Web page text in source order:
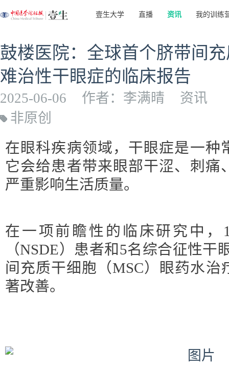
壹生大学 直播 资讯 我的训练
鼓楼医院：全球首个脐带间
难治性干眼症的临床报告
2025-06-06 作者：李满晴
资讯
非原创
在眼科疾病领域，干眼症是一种
它会给患者带来眼部干涩、刺痛
严重影响生活质量。
在一项前瞻性的临床研究中，
（NSDE）患者和5名综合征性干
间充质干细胞（MSC）眼药水
著改善。